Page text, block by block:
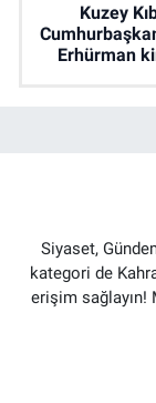
Kuzey
Erhürman
Siyaset,
kategori de
erişim sağlayın!